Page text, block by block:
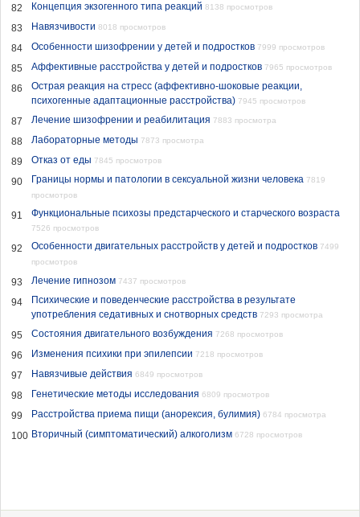
82 Концепция экзогенного типа реакций 8138 просмотров
83 Навязчивости 8018 просмотров
84 Особенности шизофрении у детей и подростков 7999 просмотров
85 Аффективные расстройства у детей и подростков 7965 просмотров
86
Острая реакция на стресс (аффективно-шоковые реакции,
психогенные адаптационные расстройства) 7945 просмотров
87 Лечение шизофрении и реабилитация 7883 просмотра
88 Лабораторные методы 7873 просмотра
89 Отказ от еды 7845 просмотров
90 Границы нормы и патологии в сексуальной жизни человека 7819
просмотров
91 Функциональные психозы предстарческого и старческого возраста
7526 просмотров
92 Особенности двигательных расстройств у детей и подростков 7499
просмотров
93 Лечение гипнозом 7437 просмотров
94
Психические и поведенческие расстройства в результате
употребления седативных и снотворных средств 7293 просмотра
95 Состояния двигательного возбуждения 7268 просмотров
96 Изменения психики при эпилепсии 7218 просмотров
97 Навязчивые действия 6849 просмотров
98 Генетические методы исследования 6809 просмотров
99 Расстройства приема пищи (анорексия, булимия) 6784 просмотра
100 Вторичный (симптоматический) алкоголизм 6728 просмотров